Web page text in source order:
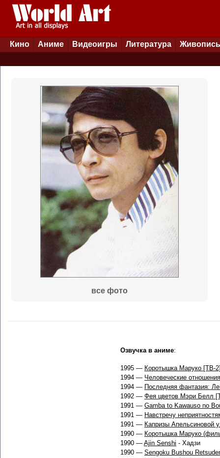
Кино Аниме Видеоигры Литература Живопись
все фото
Озвучка в аниме:
1995 — Коротышка Маруко [ТВ-
1994 — Человеческие отношения
1994 — Последняя фантазия:
1992 — Фея цветов Мэри Белл
1991 — Gamba to Kawauso no
1991 — Навстречу
1991 — Капризы Апельсиновой
1990 — Коротышка Маруко
1990 — Ajin Senshi - Хадзи
1990 — Sengoku Bushou